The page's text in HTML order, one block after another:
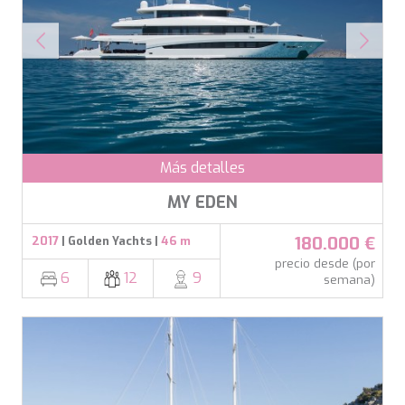
Más detalles
MY EDEN
2017 | Golden Yachts | 46 m
6 12 9
180.000 €
precio desde (por
semana)
CHAKRA
CHAMPAGNE HIPPY
CHARADE
CHRISTINA O
CLASE AZUL
CLOUD ATLAS
CLOUD IX
CLOUDBREAK
CORE
CORSARIO
D5
DAIMA
DALMATINO
Modificar cookies
Este sitio web utiliza Cookies propias para recopilar
información con la finalidad de mejorar nuestros servicios.
Si continua navegando, supone la aceptación de la
de configurar su navegador pudiendo, si así lo desea,
impedir que sean instaladas en su disco duro, aunque
deberá tener en cuenta que dicha acción podrá ocasionar